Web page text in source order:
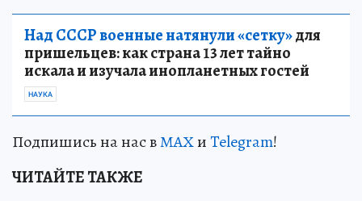
Над СССР военные натянули «сетку»для
пришельцев: как страна 13 лет тайно
искала и изучала инопланетных гостей
НАУКА
Подпишись на нас вМАХиTelegram!
ЧИТАЙТЕ ТАКЖЕ